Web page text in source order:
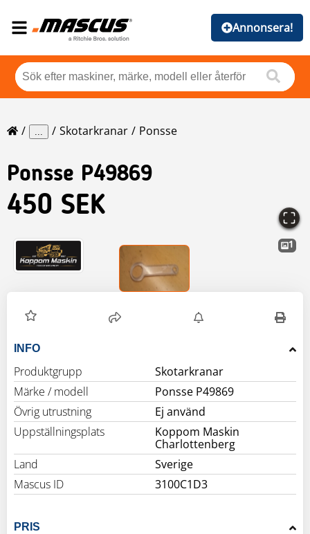
Annonsera!
... Skotarkranar Ponsse
Ponsse P49869
450 SEK
1
INFO
Produktgrupp
Skotarkranar
Märke / modell
Ponsse P49869
Övrig utrustning
Ej använd
Uppställningsplats
Koppom Maskin
Charlottenberg
Land
Sverige
Mascus ID
3100C1D3
PRIS